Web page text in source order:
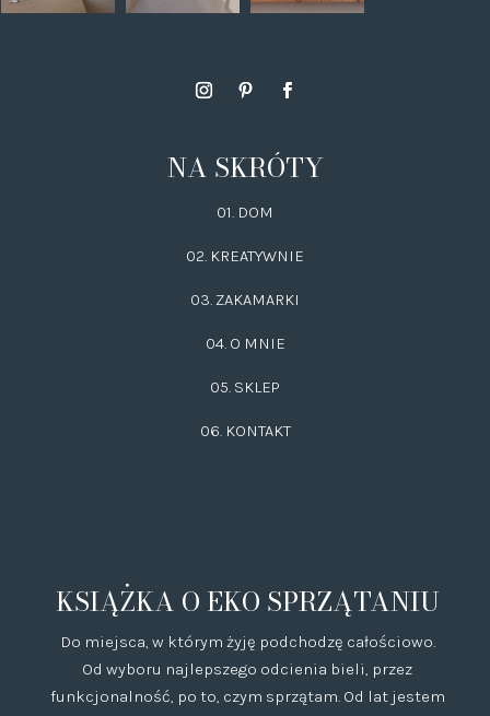
NA SKRÓTY
01. DOM
02. KREATYWNIE
03. ZAKAMARKI
04. O MNIE
05. SKLEP
06. KONTAKT
KSIĄŻKA O EKO SPRZĄTANIU
Do miejsca, w którym żyję podchodzę całościowo.
Od wyboru najlepszego odcienia bieli, przez
funkcjonalność, po to, czym sprzątam. Od lat jestem